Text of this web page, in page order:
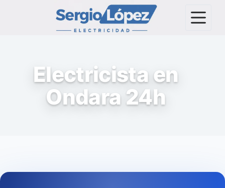
Electricista en
Ondara 24h